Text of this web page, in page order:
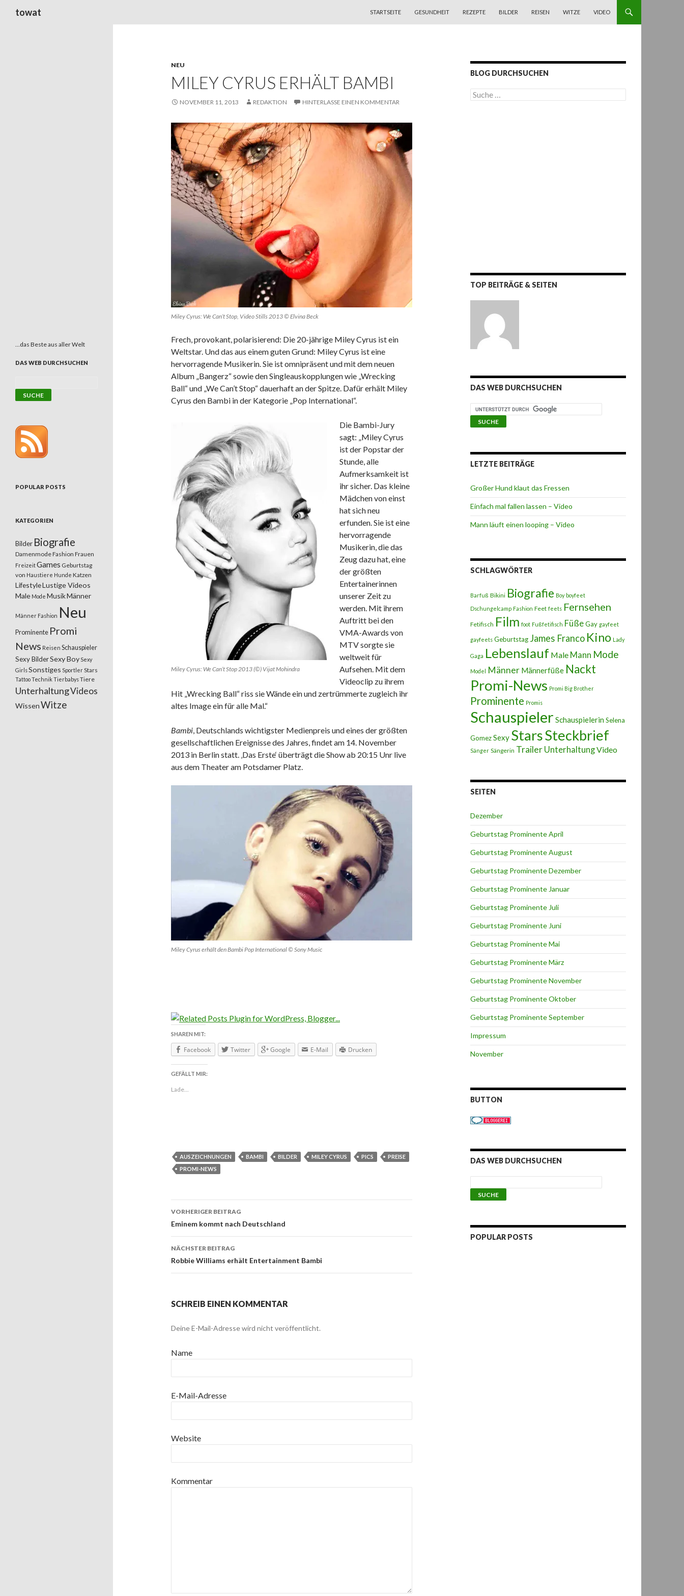
towat
STARTSEITE
GESUNDHEIT REZEPTE BILDER REISEN WITZE VIDEO
NEU
MILEY CYRUS ERHÄLT BAMBI
NOVEMBER 11, 2013 REDAKTION HINTERLASSE EINEN KOMMENTAR
Miley Cyrus: We Can’t Stop, Video Stills 2013 © Elvina Beck
Frech, provokant, polarisierend: Die 20-jährige Miley Cyrus ist ein
Weltstar. Und das aus einem guten Grund: Miley Cyrus ist eine
hervorragende Musikerin. Sie ist omnipräsent und mit dem neuen
Album „Bangerz“ sowie den Singleauskopplungen wie „Wrecking
Ball“ und „We Can’t Stop“ dauerhaft an der Spitze. Dafür erhält Miley
Cyrus den Bambi in der Kategorie „Pop International“.
Miley Cyrus: We Can’t Stop 2013 (©) Vijat Mohindra
Die Bambi-Jury
sagt: „Miley Cyrus
ist der Popstar der
Stunde, alle
Aufmerksamkeit ist
ihr sicher. Das kleine
Mädchen von einst
hat sich neu
erfunden. Sie ist eine
hervorragende
Musikerin, die das
Zeug dazu hat, eine
der größten
Entertainerinnen
unserer Zeit zu
werden. Mit ihrem
Auftritt bei den
VMA-Awards von
MTV sorgte sie
weltweit für
Aufsehen. Mit dem
Videoclip zu ihrem
Hit „Wrecking Ball“ riss sie Wände ein und zertrümmerte zugleich ihr
altes Image ein für alle Mal.“
Bambi, Deutschlands wichtigster Medienpreis und eines der größten
gesellschaftlichen Ereignisse des Jahres, findet am 14. November
2013 in Berlin statt. ‚Das Erste‘ überträgt die Show ab 20:15 Unr live
aus dem Theater am Potsdamer Platz.
Miley Cyrus erhält den Bambi Pop International © Sony Music
SHAREN MIT:
Facebook Twitter Google E-Mail Drucken
GEFÄLLT MIR:
Lade...
AUSZEICHNUNGEN BAMBI BILDER MILEY CYRUS PICS
PREISE
PROMI-NEWS
Beitragsnavigation
VORHERIGER BEITRAG
Eminem kommt nach Deutschland
NÄCHSTER BEITRAG
Robbie Williams erhält Entertainment Bambi
SCHREIB EINEN KOMMENTAR
Deine E-Mail-Adresse wird nicht veröffentlicht.
Name
E-Mail-Adresse
Website
Kommentar
BLOG DURCHSUCHEN
S
u
TOP BEITRÄGE & SEITEN
DAS WEB DURCHSUCHEN
LETZTE BEITRÄGE
Großer Hund klaut das Fressen
Einfach mal fallen lassen – Video
Mann läuft einen looping – Video
SCHLAGWÖRTER
Barfuß Bikini Biografie Boy boyfeet
Dschungelcamp Fashion Feet feets Fernsehen
Fetifisch Film foot Fußfetifisch FüßeGay gayfeet
gayfeets Geburtstag James Franco Kino Lady
Gaga Lebenslauf Male Mann Mode
Model Männer Männerfüße Nackt
Promi-News Promi Big Brother
Prominente Promis
Schauspieler Schauspielerin Selena
GomezSexy StarsSteckbrief
Sänger Sängerin Trailer UnterhaltungVideo
SEITEN
Dezember
Geburtstag Prominente April
Geburtstag Prominente August
Geburtstag Prominente Dezember
Geburtstag Prominente Januar
Geburtstag Prominente Juli
Geburtstag Prominente Juni
Geburtstag Prominente Mai
Geburtstag Prominente März
Geburtstag Prominente November
Geburtstag Prominente Oktober
Geburtstag Prominente September
Impressum
November
BUTTON
DAS WEB DURCHSUCHEN
POPULAR POSTS
…das Beste aus aller Welt
DAS WEB DURCHSUCHEN
POPULAR POSTS
KATEGORIEN
Bilder Biografie
DamenmodeFashion Frauen
FreizeitGames Geburtstag
von Haustiere Hunde Katzen
LifestyleLustige Videos
Male Mode MusikMänner
Männer Fashion Neu
Prominente Promi
News Reisen Schauspieler
Sexy BilderSexy Boy Sexy
GirlsSonstiges SportlerStars
TattooTechnikTierbabysTiere
UnterhaltungVideos
WissenWitze